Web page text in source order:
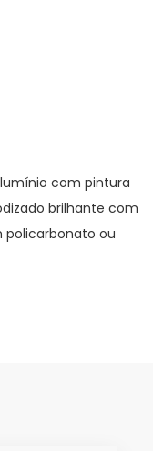
com pintura
brilhante com
ou